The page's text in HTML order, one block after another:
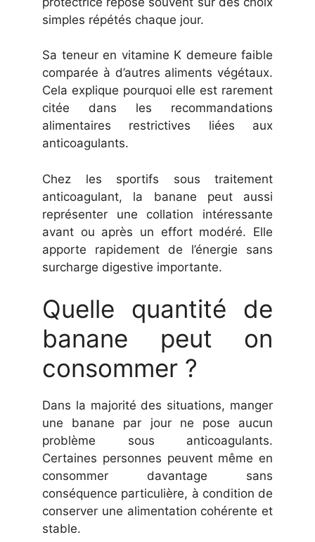
simples répétés chaque jour.
Sa teneur en vitamine K demeure faible
comparée à d’autres aliments végétaux.
Cela explique pourquoi elle est rarement
citée dans les recommandations
alimentaires restrictives liées aux
anticoagulants.
Chez les sportifs sous traitement
anticoagulant, la banane peut aussi
représenter une collation intéressante
avant ou après un effort modéré. Elle
apporte rapidement de l’énergie sans
surcharge digestive importante.
Quelle quantité de
banane peut on
consommer ?
Dans la majorité des situations, manger
une banane par jour ne pose aucun
problème sous anticoagulants.
Certaines personnes peuvent même en
consommer davantage sans
conséquence particulière, à condition de
conserver une alimentation cohérente et
stable.